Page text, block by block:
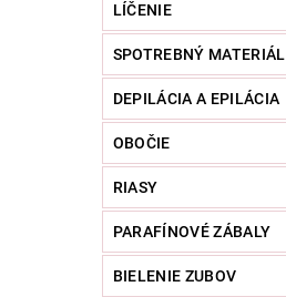
LÍČENIE
SPOTREBNÝ MATERIÁL
DEPILÁCIA A EPILÁCIA
OBOČIE
RIASY
PARAFÍNOVÉ ZÁBALY
BIELENIE ZUBOV